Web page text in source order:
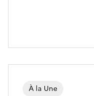
À la Une